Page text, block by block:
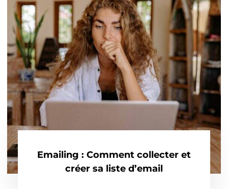
Emailing : Comment collecter et
créer sa liste d’email